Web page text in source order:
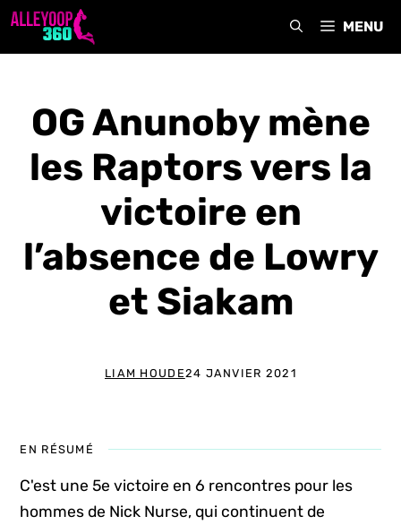
Aller
MENU
OG Anunoby mène
les Raptors vers la
victoire en
l’absence de Lowry
et Siakam
LIAM HOUDE24 JANVIER 2021
EN RÉSUMÉ
C'est une 5e victoire en 6 rencontres pour les
hommes de Nick Nurse, qui continuent de